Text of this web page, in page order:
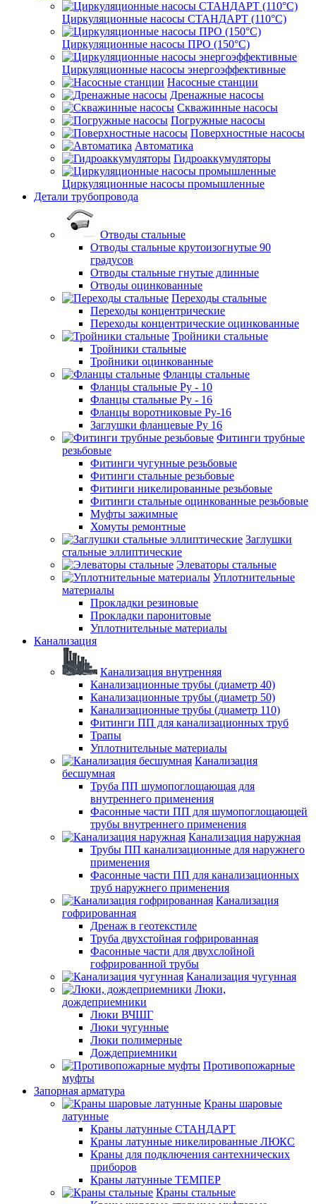
Циркуляционные насосы СТАНДАРТ (110°C)
Циркуляционные насосы ПРО (150°C)
Циркуляционные насосы энергоэффективные
Насосные станции
Дренажные насосы
Скважинные насосы
Погружные насосы
Поверхностные насосы
Автоматика
Гидроаккумуляторы
Циркуляционные насосы промышленные
Детали трубопровода
Отводы стальные
Отводы стальные крутоизогнутые 90
градусов
Отводы стальные гнутые длинные
Отводы оцинкованные
Переходы стальные
Переходы концентрические
Переходы концентрические оцинкованные
Тройники стальные
Тройники стальные
Тройники оцинкованные
Фланцы стальные
Фланцы стальные Ру - 10
Фланцы стальные Ру - 16
Фланцы воротниковые Ру-16
Заглушки фланцевые Ру 16
Фитинги трубные
резьбовые
Фитинги чугунные резьбовые
Фитинги стальные резьбовые
Фитинги никелированные резьбовые
Фитинги стальные оцинкованные резьбовые
Муфты зажимные
Хомуты ремонтные
Заглушки
стальные эллиптические
Элеваторы стальные
Уплотнительные
материалы
Прокладки резиновые
Прокладки паронитовые
Уплотнительные материалы
Канализация
Канализация внутренняя
Канализационные трубы (диаметр 40)
Канализационные трубы (диаметр 50)
Канализационные трубы (диаметр 110)
Фитинги ПП для канализационных труб
Трапы
Уплотнительные материалы
Канализация
бесшумная
Труба ПП шумопоглощающая для
внутреннего применения
Фасонные части ПП для шумопоглощающей
трубы внутреннего применения
Канализация наружная
Трубы ПП канализационные для наружнего
применения
Фасонные части ПП для канализационных
труб наружнего применения
Канализация
гофрированная
Дренаж в геотекстиле
Труба двухстойная гофрированная
Фасонные части для двухслойной
гофрированной трубы
Канализация чугунная
Люки,
дождеприемники
Люки ВЧШГ
Люки чугунные
Люки полимерные
Дождеприемники
Противопожарные
муфты
Запорная арматура
Краны шаровые
латунные
Краны латунные СТАНДАРТ
Краны латунные никелированные ЛЮКС
Краны для подключения сантехнических
приборов
Краны латунные ТЕМПЕР
Краны стальные